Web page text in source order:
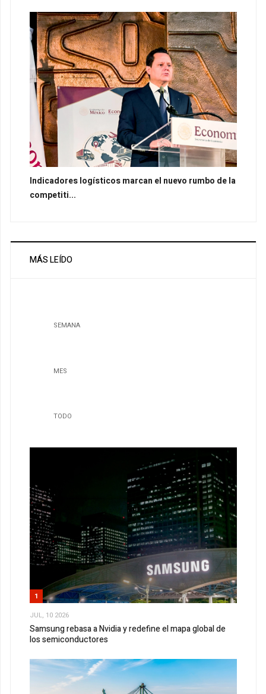
Indicadores logísticos marcan el nuevo rumbo de la
competiti...
MÁS LEÍDO
SEMANA
MES
TODO
1
JUL, 10 2026
Samsung rebasa a Nvidia y redefine el mapa global de
los semiconductores